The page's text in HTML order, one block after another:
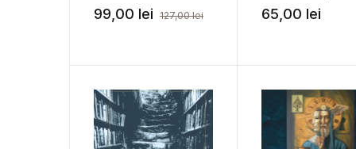
Tratat – Sebastian
99,00 lei 127,00lei
33 de exerciții –
65,00 lei